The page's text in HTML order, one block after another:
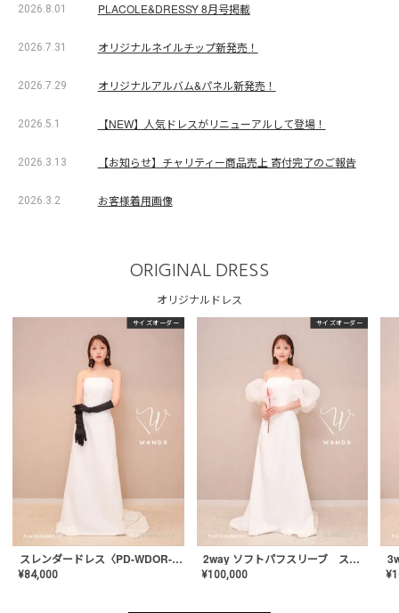
2026.8.01 PLACOLE&DRESSY 8月号掲載
2026.7.31 オリジナルネイルチップ新発売！
2026.7.29 オリジナルアルバム&パネル新発売！
2026.5.1 【NEW】人気ドレスがリニューアルして登場！
2026.3.13 【お知らせ】チャリティー商品売上 寄付完了のご報告
2026.3.2 お客様着用画像
ORIGINAL DRESS
オリジナルドレス
サイズオーダー
スレンダードレス〈PD-WDOR-2110〉
¥84,000
サイズオーダー
2way ソフトパフスリーブ スレンダードレス〈PD-WDOR-2112〉
¥100,000 ¥